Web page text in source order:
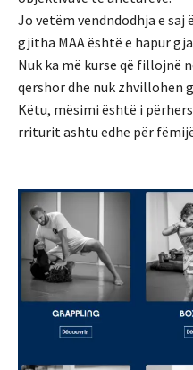
Jo vetëm vendndodhja e
gjitha MAA është e hapur
Nuk ka më kurse që fillojnë
qershor dhe nuk zhvillohen
Këtu, mësimi është i
rriturit ashtu edhe për